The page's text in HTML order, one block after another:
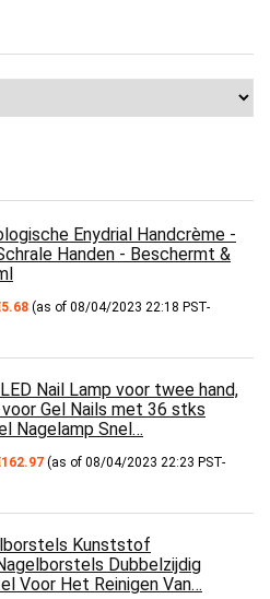
Enydrial Handcrème -
Handen - Beschermt &
5.68 (as of 08/04/2023 22:18 PST-
Nail Lamp voor twee hand,
voor Gel Nails met 36 stks
Nagelamp Snel…
162.97 (as of 08/04/2023 22:23 PST-
Kunststof
Dubbelzijdig
Voor Het Reinigen Van…